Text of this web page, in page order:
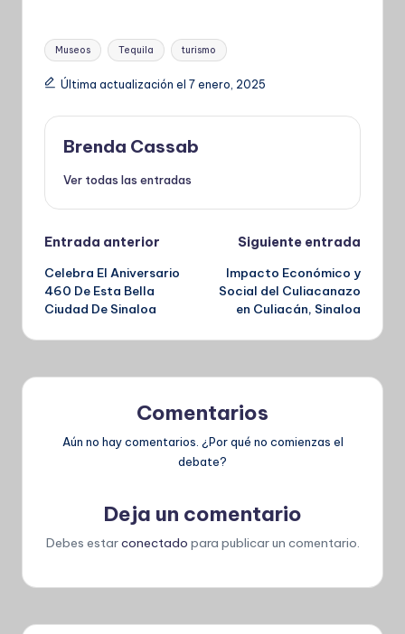
Etiquetas:
Museos Tequila turismo
Última actualización el 7 enero, 2025
Brenda Cassab
Ver todas las entradas
Navegación
de
entradas
Entrada anterior
Celebra El Aniversario
460 De Esta Bella
Ciudad De Sinaloa
Siguiente entrada
Impacto Económico y
Social del Culiacanazo
en Culiacán, Sinaloa
Comentarios
Aún no hay comentarios. ¿Por qué no comienzas el
debate?
Deja un comentario
Debes estarconectado para publicar un comentario.